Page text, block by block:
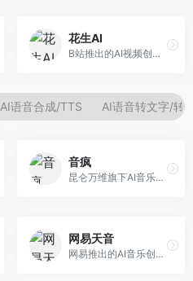
花生AI
B站推出的AI视频创作工具，专注于短视频内容生成。面向B站创作者，支持视频生成、视频编辑等功能，与B站平台深度整合，创作效率高。
AI语音合成/TTS AI语音转文字/转
音疯
昆仑万维旗下AI音乐创作平台，专注于音乐内容生成。面向音乐爱好者和内容创作者，提供多种风格音乐生成，操作简便，创作速度快。
网易天音
网易推出的AI音乐创作工具，支持作词、作曲与编曲。面向音乐爱好者和独立音乐人，提供歌词生成、旋律创作、编曲制作等服务，与网易云音乐生态深度整合。